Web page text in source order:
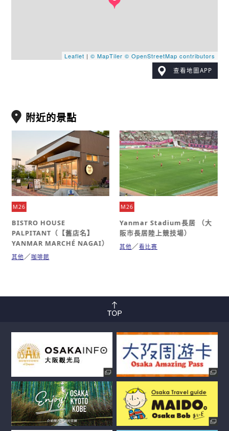
Leaflet | © MapTiler © OpenStreetMap contributors
查看地圖APP
附近的景點
M26
BISTRO HOUSE
PALPITANT（【舊店名】
YANMAR MARCHÉ NAGAI）
其他 咖啡館
M26
Yanmar Stadium長居 （大
阪市長居陸上競技場）
其他 看比赛